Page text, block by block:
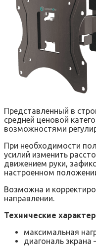
Представленный в
средней ценовой
возможностями
При необходимости
усилий изменить
движением руки,
настроенном
Возможна и
направлении.
Технические
максимальная
диагональ